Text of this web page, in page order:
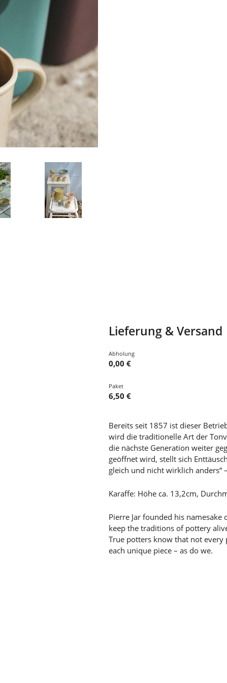
Lieferung & Versand
Abholung
0,00 €
Paket
6,50 €
Bereits seit 1857 ist dieser
wird die traditionelle Art der
die nächste Generation weiter
geöffnet wird, stellt sich
gleich und nicht wirklich anders“
Karaffe: Höhe ca. 13,2cm,
Pierre Jar founded his
keep the traditions of pottery
True potters know that not every
each unique piece – as do we.